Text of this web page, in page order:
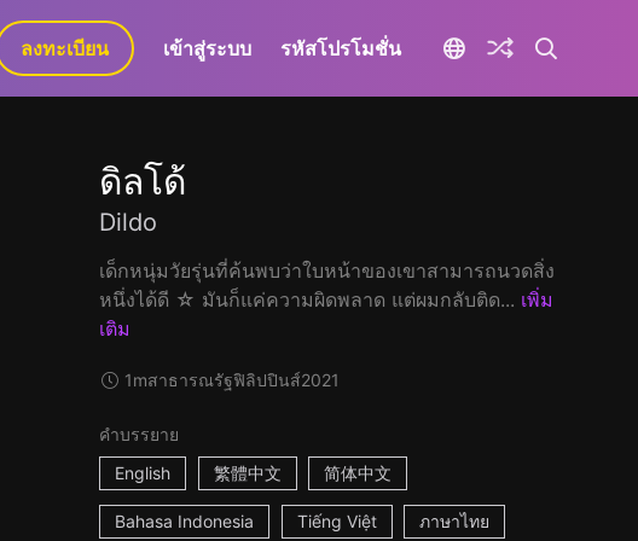
GaLa+
ลงทะเบียน เข้าสู่ระบบ รหัสโปรโมชั่น
ดิลโด้
Dildo
เด็กหนุ่มวัยรุ่นที่ค้นพบว่าใบหน้าของเขาสามารถนวดสิ่ง
หนึ่งได้ดี ☆ มันก็แค่ความผิดพลาด แต่ผมกลับติด... เพิ่ม
เติม
1mสาธารณรัฐฟิลิปปินส์2021
คำบรรยาย
English
繁體中文 简体中文
Bahasa Indonesia Tiếng Việt ภาษาไทย